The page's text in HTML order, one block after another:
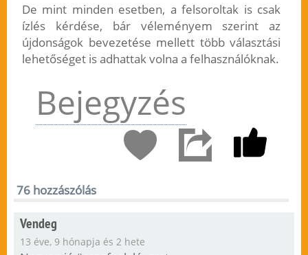
De mint minden esetben, a felsoroltak is csak
ízlés kérdése, bár véleményem szerint az
újdonságok bevezetése mellett több választási
lehetőséget is adhattak volna a felhasználóknak.
Bejegyzés
76 hozzászólás
Vendeg
13 éve, 9 hónapja és 2 hete